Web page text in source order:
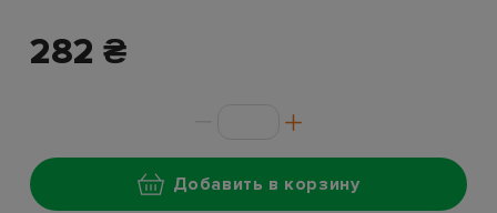
282 ₴
Добавить в корзину